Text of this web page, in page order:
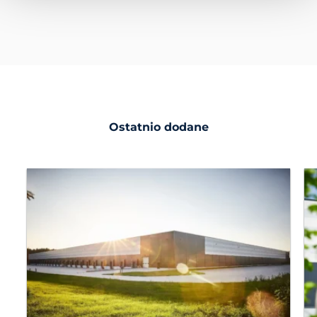
Ostatnio dodane